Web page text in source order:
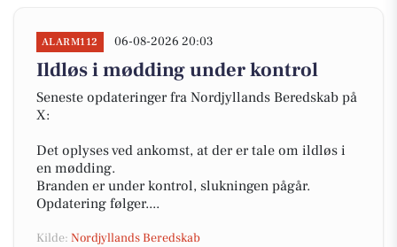
ALARM112 06-08-2026 20:03
Ildløs i mødding under kontrol
Seneste opdateringer fra Nordjyllands Beredskab på
X:
Det oplyses ved ankomst, at der er tale om ildløs i
en mødding.
Branden er under kontrol, slukningen pågår.
Opdatering følger....
Kilde: Nordjyllands Beredskab